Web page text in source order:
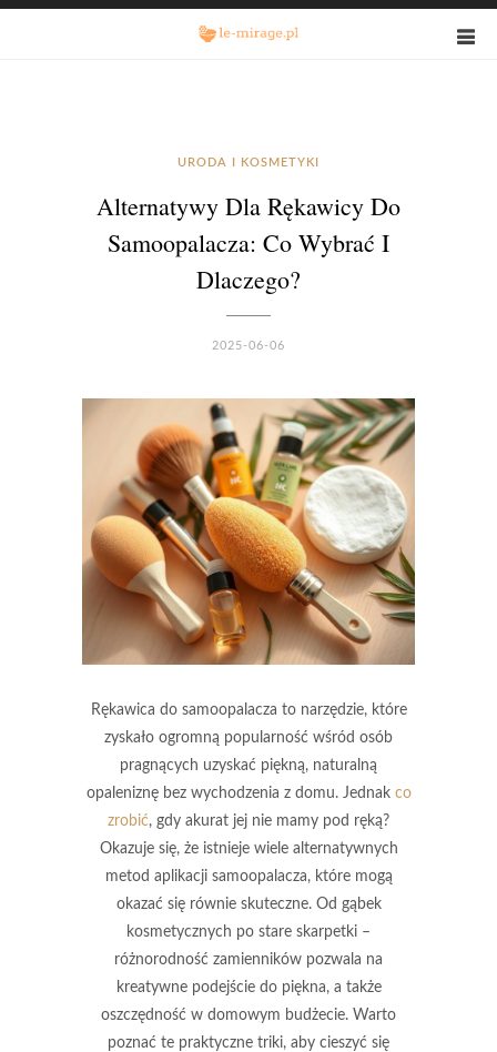
URODA I KOSMETYKI
Alternatywy Dla Rękawicy Do
Samoopalacza: Co Wybrać I
Dlaczego?
2025-06-06
Rękawica do samoopalacza to narzędzie, które
zyskało ogromną popularność wśród osób
pragnących uzyskać piękną, naturalną
opaleniznę bez wychodzenia z domu. Jednak co
zrobić, gdy akurat jej nie mamy pod ręką?
Okazuje się, że istnieje wiele alternatywnych
metod aplikacji samoopalacza, które mogą
okazać się równie skuteczne. Od gąbek
kosmetycznych po stare skarpetki –
różnorodność zamienników pozwala na
kreatywne podejście do piękna, a także
oszczędność w domowym budżecie. Warto
poznać te praktyczne triki, aby cieszyć się